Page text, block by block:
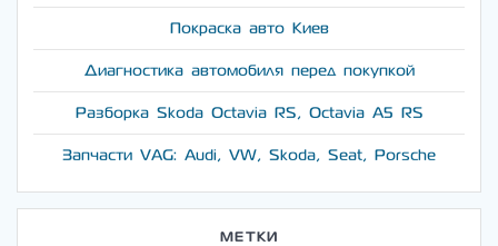
Покраска авто Киев
Диагностика автомобиля перед покупкой
Разборка Skoda Octavia RS, Octavia A5 RS
Запчасти VAG: Audi, VW, Skoda, Seat, Porsche
МЕТКИ